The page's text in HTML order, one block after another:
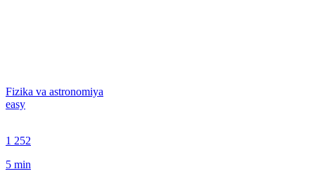
Fizika va astronomiya
easy
1 252
5 min